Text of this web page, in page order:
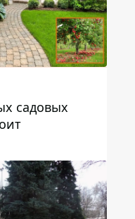
садовых